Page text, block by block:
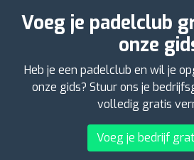
Voeg je padelclub
onze
Heb je een padelclub en wil je
onze gids? Stuur ons je
volledig gratis
Voeg je bedrijf